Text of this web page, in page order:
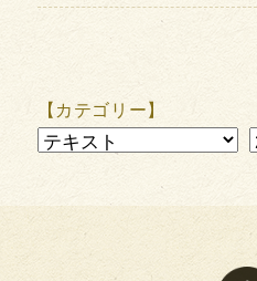
【カテゴリー】
観光案内
交通案内
よくあるご質問